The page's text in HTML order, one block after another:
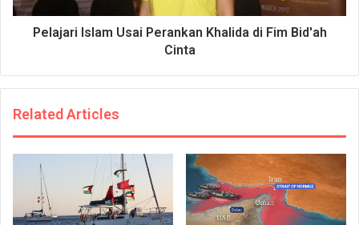
Pelajari Islam Usai Perankan Khalida di Fim Bid'ah
Cinta
Related Articles